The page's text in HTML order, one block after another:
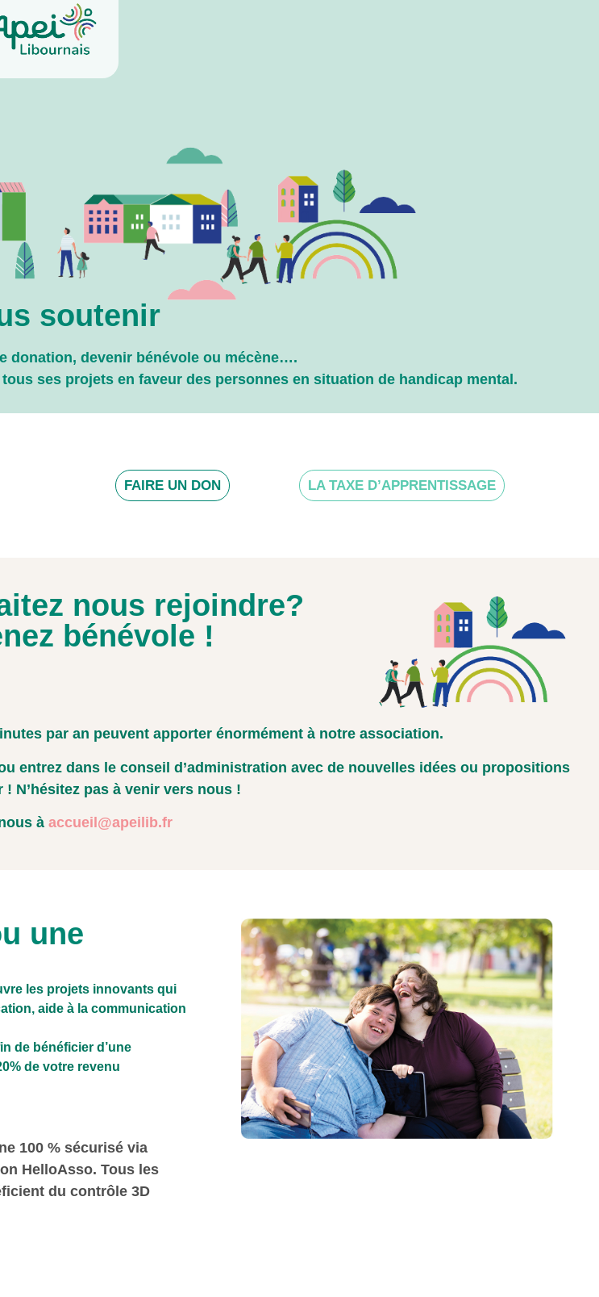
soutenir
donation, devenir bénévole ou mécène….
ses projets en faveur des personnes en situation de handicap mental.
FAIRE UN DON LA TAXE D’APPRENTISSAGE
nous rejoindre?
bénévole !
par an peuvent apporter énormément à notre association.
entrez dans le conseil d’administration avec de nouvelles idées ou propositions
! N’hésitez pas à venir vers nous !
à accueil@apeilib.fr
une
les projets innovants qui
aide à la communication
de bénéficier d’une
de votre revenu
100 % sécurisé via
HelloAsso. Tous les
du contrôle 3D